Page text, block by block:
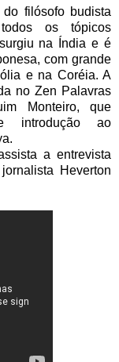
filósofo budista
os tópicos
na Índia e é
com grande
e na Coréia. A
no Zen Palavras
Monteiro, que
introdução ao
a entrevista
Heverton